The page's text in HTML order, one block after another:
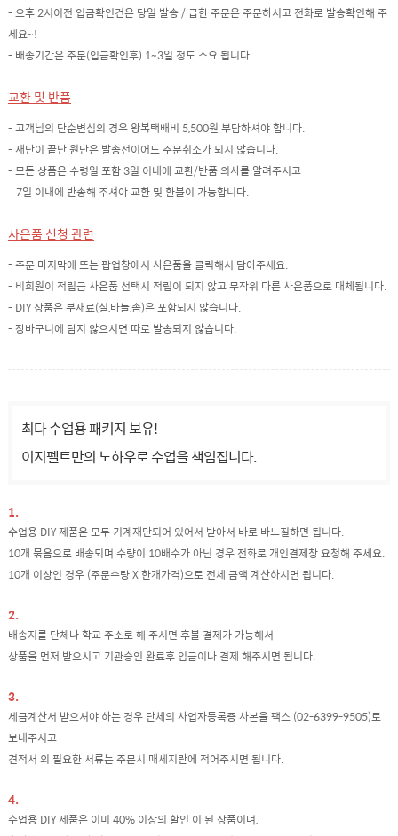
- 오후 2시이전 입금확인건은 당일 발송 / 급한 주문은 주문하시고 전화로 발송확인해 주
세요~!
- 배송기간은 주문(입금확인후) 1~3일 정도 소요 됩니다.
교환 및 반품
- 고객님의 단순변심의 경우 왕복택배비 5,500원 부담하셔야 합니다.
- 재단이 끝난 원단은 발송전이어도 주문취소가 되지 않습니다.
- 모든 상품은 수령일 포함 3일 이내에 교환/반품 의사를 알려주시고
7일 이내에 반송해 주셔야 교환 및 환불이 가능합니다.
사은품 신청 관련
- 주문 마지막에 뜨는 팝업창에서 사은품을 클릭해서 담아주세요.
- 비회원이 적립금 사은품 선택시 적립이 되지 않고 무작위 다른 사은품으로 대체됩니다.
- DIY 상품은 부재료(실,바늘,솜)은 포함되지 않습니다.
- 장바구니에 담지 않으시면 따로 발송되지 않습니다.
최다 수업용 패키지 보유!
이지펠트만의 노하우로 수업을 책임집니다.
1.
수업용 DIY 제품은 모두 기계재단되어 있어서 받아서 바로 바느질하면 됩니다.
10개 묶음으로 배송되며 수량이 10배수가 아닌 경우 전화로 개인결제창 요청해 주세요.
10개 이상인 경우 (주문수량 X 한개가격)으로 전체 금액 계산하시면 됩니다.
2.
배송지를 단체나 학교 주소로 해 주시면 후불 결제가 가능해서
상품을 먼저 받으시고 기관승인 완료후 입금이나 결제 해주시면 됩니다.
3.
세금계산서 받으셔야 하는 경우 단체의 사업자등록증 사본을 팩스 (02-6399-9505)로
보내주시고
견적서 외 필요한 서류는 주문시 매세지란에 적어주시면 됩니다.
4.
수업용 DIY 제품은 이미 40% 이상의 할인 이 된 상품이며,